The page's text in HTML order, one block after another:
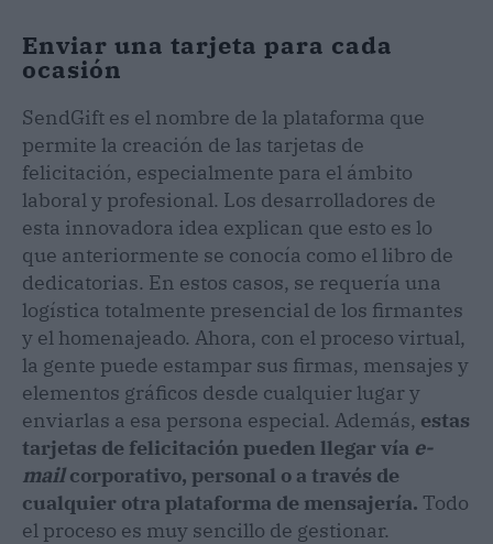
Enviar una tarjeta para cada
ocasión
SendGift es el nombre de la plataforma que
permite la creación de las tarjetas de
felicitación, especialmente para el ámbito
laboral y profesional. Los desarrolladores de
esta innovadora idea explican que esto es lo
que anteriormente se conocía como el libro de
dedicatorias. En estos casos, se requería una
logística totalmente presencial de los firmantes
y el homenajeado. Ahora, con el proceso virtual,
la gente puede estampar sus firmas, mensajes y
elementos gráficos desde cualquier lugar y
enviarlas a esa persona especial. Además, estas
tarjetas de felicitación pueden llegar vía e-
mailcorporativo, personal o a través de
cualquier otra plataforma de mensajería. Todo
el proceso es muy sencillo de gestionar.